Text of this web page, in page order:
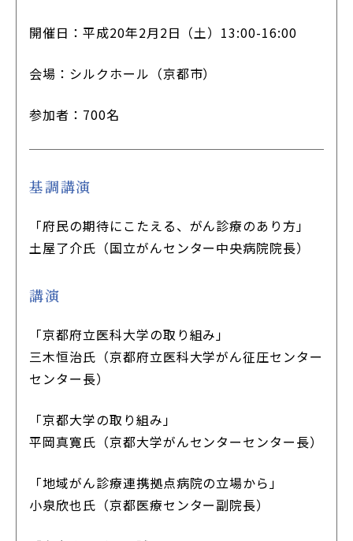
開催日：平成20年2月2日（土）13:00-16:00
会場：シルクホール（京都市）
参加者：700名
基調講演
「府民の期待にこたえる、がん診療のあり方」
土屋了介氏（国立がんセンター中央病院院長）
講演
「京都府立医科大学の取り組み」
三木恒治氏（京都府立医科大学がん征圧センター
センター長）
「京都大学の取り組み」
平岡真寛氏（京都大学がんセンターセンター長）
「地域がん診療連携拠点病院の立場から」
小泉欣也氏（京都医療センター副院長）